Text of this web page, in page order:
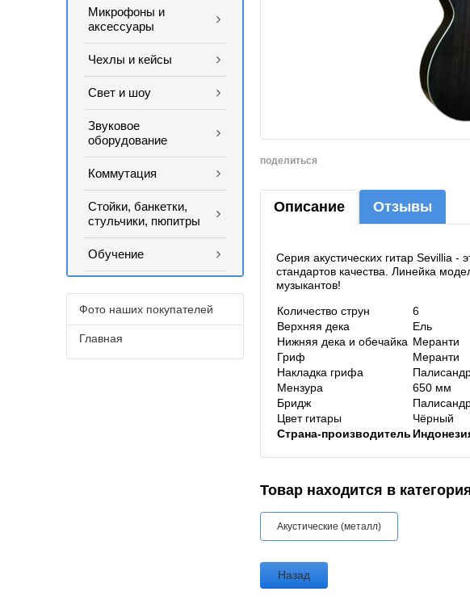
поделиться
Описание Отзывы
Серия акустических гитар Sevillia
стандартов качества. Линейка
музыкантов!
Количество струн
6
Верхняя дека
Ель
Нижняя дека и обечайка Меранти
Гриф
Меранти
Накладка грифа
Мензура
650 мм
Бридж
Цвет гитары
Чёрный
Страна-производитель
Товар находится в
Акустические (металл)
Назад
Микрофоны и
аксессуары
Чехлы и кейсы
Свет и шоу
Звуковое
оборудование
Коммутация
Стойки, банкетки,
стульчики, пюпитры
Обучение
Фото наших покупателей
Главная